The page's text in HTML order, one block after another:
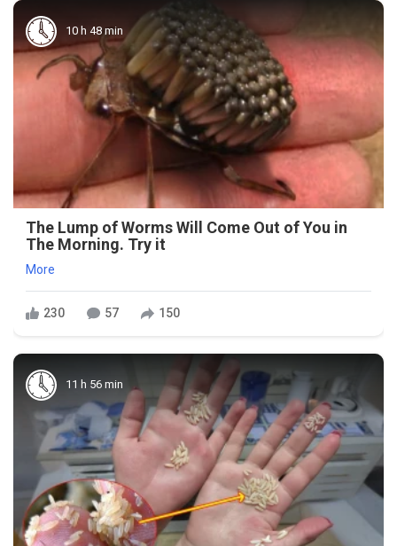
10 h 48 min
The Lump of Worms Will Come Out of You in
The Morning. Try it
More
230 57 150
11 h 56 min